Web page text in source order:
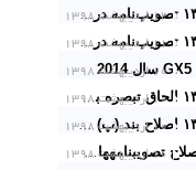
۱۲ اردیبهشت ۱۳۹۸ شماره۱۴۳۶۳/ت۵۶۵۰۵هـ ۱۳۹۸/۲/۱۲ تصویب‌نامه در خصوص خرید گندم مازاد بر نیاز کشاورزان وزارت جهادکشاورزی ـ وزارت امور اقتصادی و دارایی
۱۱ اردیبهشت ۱۳۹۸ شماره۱۴۱۱۰/ت۵۶۴۴۶هـ ۱۳۹۸/۲/۱۱ تصویب‌نامه در خصوص تعیین حداقل و حداکثر جریمه نقدی مندرج در ماده (۱۴) قانون توسعه ابزارها و نهادهای مالی جدید
۱۰ اردیبهشت ۱۳۹۸
۱۰ اردیبهشت ۱۳۹۸ شماره۱۳۲۹۲/ت۵۵۷۰۴هـ ۱۳۹۸/۲/۱۰ الحاق تبصره‌ به بند (ث) ماده (۱) آیین‌نامه اجرایی ماده (۴۶) قانون رفع موانع تولید رقابت­پذیر و ارتقای نظام مالی کشو
۱۰ اردیبهشت ۱۳۹۸ شماره۱۳۲۸۵/ت۵۶۳۸۹هـ ۱۳۹۸/۲/۱۰ اصلاح بند (پ) تصمیم‌نامه شماره ۱۷۳۴۹۶/ت۵۰۲۰۴ن مورخ ۱۳۹۲/۱۱/۱۹
۱۰ اردیبهشت ۱۳۹۸ شماره۵۶۴۰۳/۱۳۶۶۷ ۱۳۹۸/۲/۱۰ اصلاح تصویب­نامه­های شماره ۲۸۹۳/ت۵۶۴۰۳هـ مورخ ۱۳۹۸/۱/۱۹ و شماره ۲۷۶۲/ت۵۶۴۰۳هـ مورخ ۱۳۹۸/۱/۱۹